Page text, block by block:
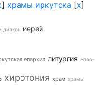
] храмы иркутска [x]
диакон иерей
епархия литургия Ново-
хиротония храм храмы